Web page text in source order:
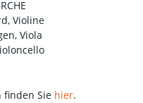
Violine
Viola
finden Sie hier.